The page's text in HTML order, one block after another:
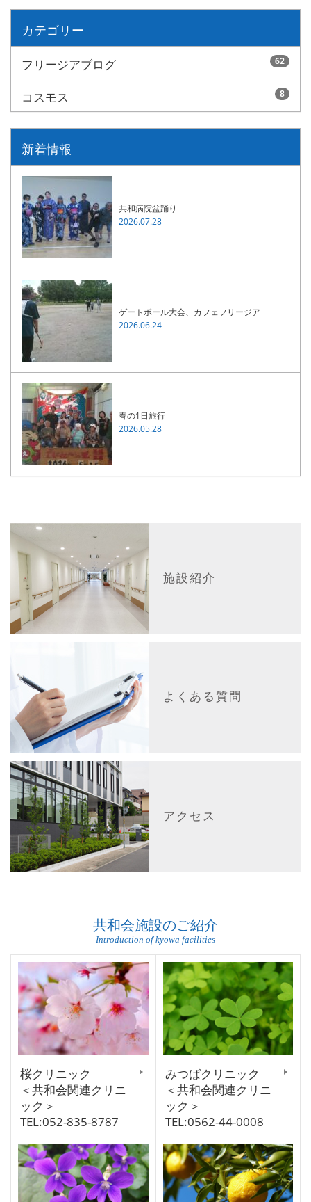
カテゴリー
フリージアブログ 62
コスモス 8
新着情報
共和病院盆踊り
2026.07.28
ゲートボール大会、カフェフリージア
2026.06.24
春の1日旅行
2026.05.28
施設紹介
よくある質問
アクセス
共和会施設のご紹介
Introduction of kyowa facilities
桜クリニック
＜共和会関連クリニ
ック＞
TEL:052-835-8787
みつばクリニック
＜共和会関連クリニ
ック＞
TEL:0562-44-0008